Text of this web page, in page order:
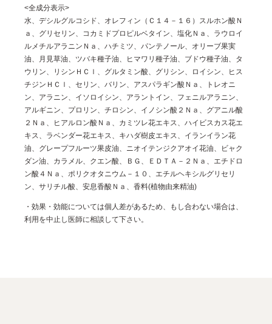
<全成分表示>
水、デシルグルコシド、オレフィン（Ｃ１４－１６）スルホン酸Ｎ
ａ、グリセリン、コカミドプロピルベタイン、塩化Ｎａ、ラウロイ
ルメチルアラニンＮａ、ハチミツ、パンテノール、オリーブ果実
油、月見草油、ツバキ種子油、ヒマワリ種子油、ブドウ種子油、タ
ウリン、リシンＨＣｌ、グルタミン酸、グリシン、ロイシン、ヒス
チジンＨＣｌ、セリン、バリン、アスパラギン酸Ｎａ、トレオニ
ン、アラニン、イソロイシン、アラントイン、フェニルアラニン、
アルギニン、プロリン、チロシン、イノシン酸２Ｎａ、グアニル酸
２Ｎａ、ヒアルロン酸Ｎａ、カミツレ花エキス、ハイビスカス花エ
キス、ラベンダー花エキス、キハダ樹皮エキス、イランイラン花
油、グレープフルーツ果皮油、ニオイテンジクアオイ花油、ビャク
ダン油、カラメル、クエン酸、ＢＧ、ＥＤＴＡ－２Ｎａ、エチドロ
ン酸４Ｎａ、ポリクオタニウム－１０、エチルヘキシルグリセリ
ン、サリチル酸、安息香酸Ｎａ、香料(植物由来精油)
・効果・効能については個人差があるため、もし合わない場合は、
利用を中止し医師に相談して下さい。